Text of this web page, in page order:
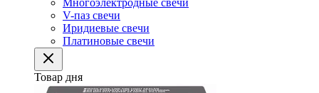
Многоэлектродные свечи
V-паз свечи
Иридиевые свечи
Платиновые свечи
Товар дня